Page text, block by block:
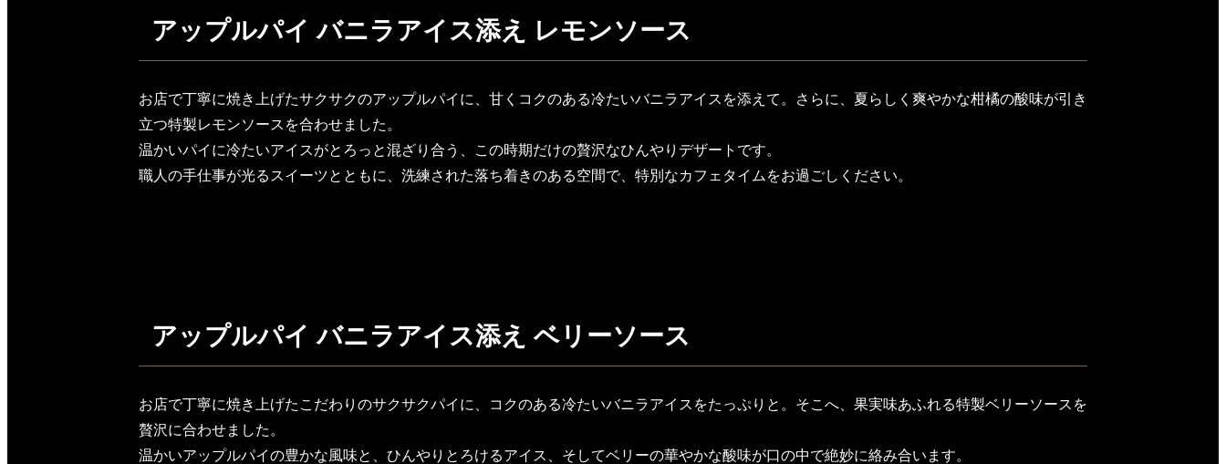
アップルパイ バニラアイス添え レモンソース
お店で丁寧に焼き上げたサクサクのアップルパイに、甘くコクのある冷たいバニラアイスを添えて。さらに、夏らしく爽やかな柑橘の酸味が引き
立つ特製レモンソースを合わせました。
温かいパイに冷たいアイスがとろっと混ざり合う、この時期だけの贅沢なひんやりデザートです。
職人の手仕事が光るスイーツとともに、洗練された落ち着きのある空間で、特別なカフェタイムをお過ごしください。
アップルパイ バニラアイス添え ベリーソース
お店で丁寧に焼き上げたこだわりのサクサクパイに、コクのある冷たいバニラアイスをたっぷりと。そこへ、果実味あふれる特製ベリーソースを
贅沢に合わせました。
温かいアップルパイの豊かな風味と、ひんやりとろけるアイス、そしてベリーの華やかな酸味が口の中で絶妙に絡み合います。